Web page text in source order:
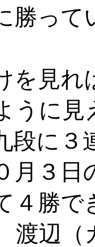
勝っ
を見れ
うに
段に３
月３日
４勝
渡辺